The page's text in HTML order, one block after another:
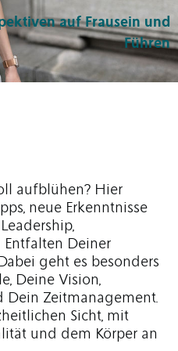
auf Frausein und
Führen
aufblühen? Hier
neue Erkenntnisse
Deiner
geht es besonders
Deine Vision,
Dein Zeitmanagement.
Sicht, mit
und dem Körper an